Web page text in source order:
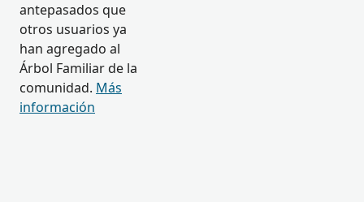
antepasados que
otros usuarios ya
han agregado al
Árbol Familiar de la
comunidad. Más
información